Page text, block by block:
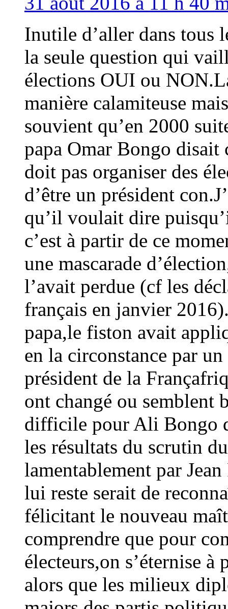
Inutile d’aller dans tous
la seule question qui
élections OUI ou
manière calamiteuse
souvient qu’en 2000
papa Omar Bongo
doit pas organiser des
d’être un président
qu’il voulait dire
c’est à partir de ce
une mascarade
l’avait perdue (cf les
français en janvier
papa,le fiston avait
en la circonstance par
président de la
ont changé ou semblent
difficile pour Ali Bongo
les résultats du scrutin
lamentablement par
lui reste serait de
félicitant le nouveau
comprendre que pour
électeurs,on s’éternise
alors que les milieux